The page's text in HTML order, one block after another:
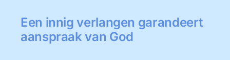
Een innig verlangen garandeert
aanspraak van God